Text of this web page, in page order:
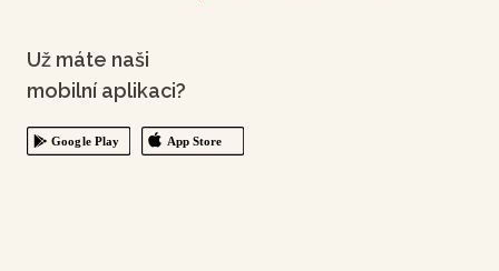
Už máte naši
mobilní aplikaci?